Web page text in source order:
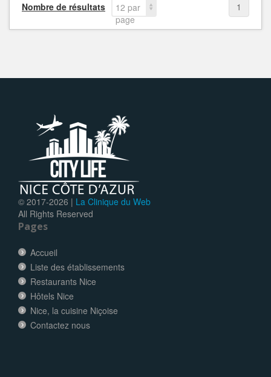
Nombre de résultats
12 par
page
1
© 2017-2026 | La Clinique du Web
All Rights Reserved
Pages
Accueil
Liste des établissements
Restaurants Nice
Hôtels Nice
Nice, la cuisine Niçoise
Contactez nous